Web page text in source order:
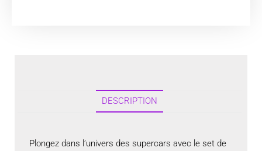
DESCRIPTION
Plongez dans l’univers des supercars avec le set de